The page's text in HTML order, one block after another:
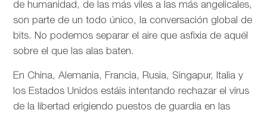
de humanidad, de las más viles a las más angelicales,
son parte de un todo único, la conversación global de
bits. No podemos separar el aire que asfixia de aquél
sobre el que las alas baten.
En China, Alemania, Francia, Rusia, Singapur, Italia y
los Estados Unidos estáis intentando rechazar el virus
de la libertad erigiendo puestos de guardia en las